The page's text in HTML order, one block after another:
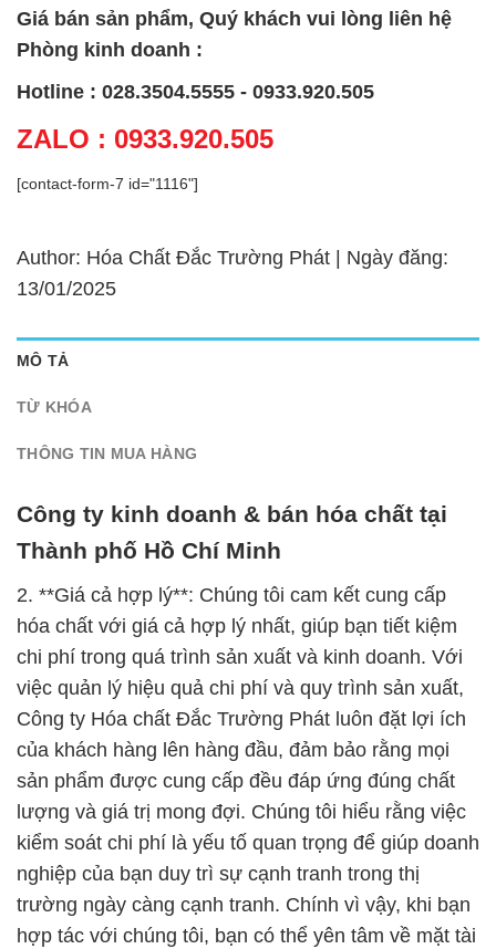
Giá bán sản phẩm, Quý khách vui lòng liên hệ
Phòng kinh doanh :
Hotline : 028.3504.5555 - 0933.920.505
ZALO : 0933.920.505
[contact-form-7 id="1116"]
Author: Hóa Chất Đắc Trường Phát | Ngày đăng:
13/01/2025
MÔ TẢ
TỪ KHÓA
THÔNG TIN MUA HÀNG
Công ty kinh doanh & bán hóa chất tại
Thành phố Hồ Chí Minh
2. **Giá cả hợp lý**: Chúng tôi cam kết cung cấp
hóa chất với giá cả hợp lý nhất, giúp bạn tiết kiệm
chi phí trong quá trình sản xuất và kinh doanh. Với
việc quản lý hiệu quả chi phí và quy trình sản xuất,
Công ty Hóa chất Đắc Trường Phát luôn đặt lợi ích
của khách hàng lên hàng đầu, đảm bảo rằng mọi
sản phẩm được cung cấp đều đáp ứng đúng chất
lượng và giá trị mong đợi. Chúng tôi hiểu rằng việc
kiểm soát chi phí là yếu tố quan trọng để giúp doanh
nghiệp của bạn duy trì sự cạnh tranh trong thị
trường ngày càng cạnh tranh. Chính vì vậy, khi bạn
hợp tác với chúng tôi, bạn có thể yên tâm về mặt tài